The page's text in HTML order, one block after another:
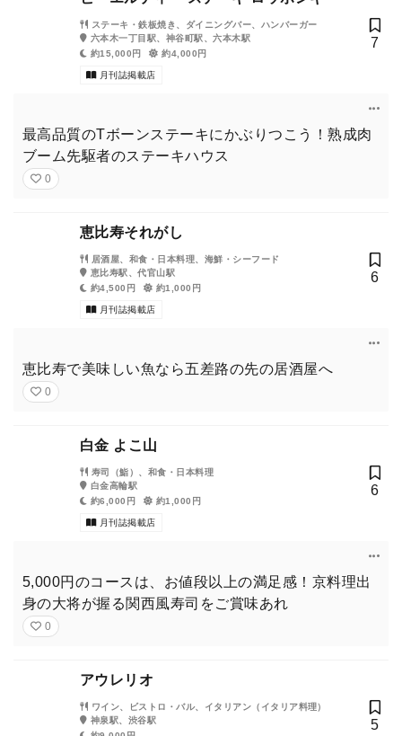
ステーキ・鉄板焼き、ダイニングバー、ハンバーガー
六本木一丁目駅、神谷町駅、六本木駅
約15,000円
約4,000円
月刊誌掲載店
7
最高品質のTボーンステーキにかぶりつこう！熟成肉
ブーム先駆者のステーキハウス
0
恵比寿それがし
居酒屋、和食・日本料理、海鮮・シーフード
恵比寿駅、代官山駅
約4,500円
約1,000円
月刊誌掲載店
6
恵比寿で美味しい魚なら五差路の先の居酒屋へ
0
白金 よこ山
寿司（鮨）、和食・日本料理
白金高輪駅
約6,000円
約1,000円
月刊誌掲載店
6
5,000円のコースは、お値段以上の満足感！京料理出
身の大将が握る関西風寿司をご賞味あれ
0
アウレリオ
ワイン、ビストロ・バル、イタリアン（イタリア料理）
神泉駅、渋谷駅
5